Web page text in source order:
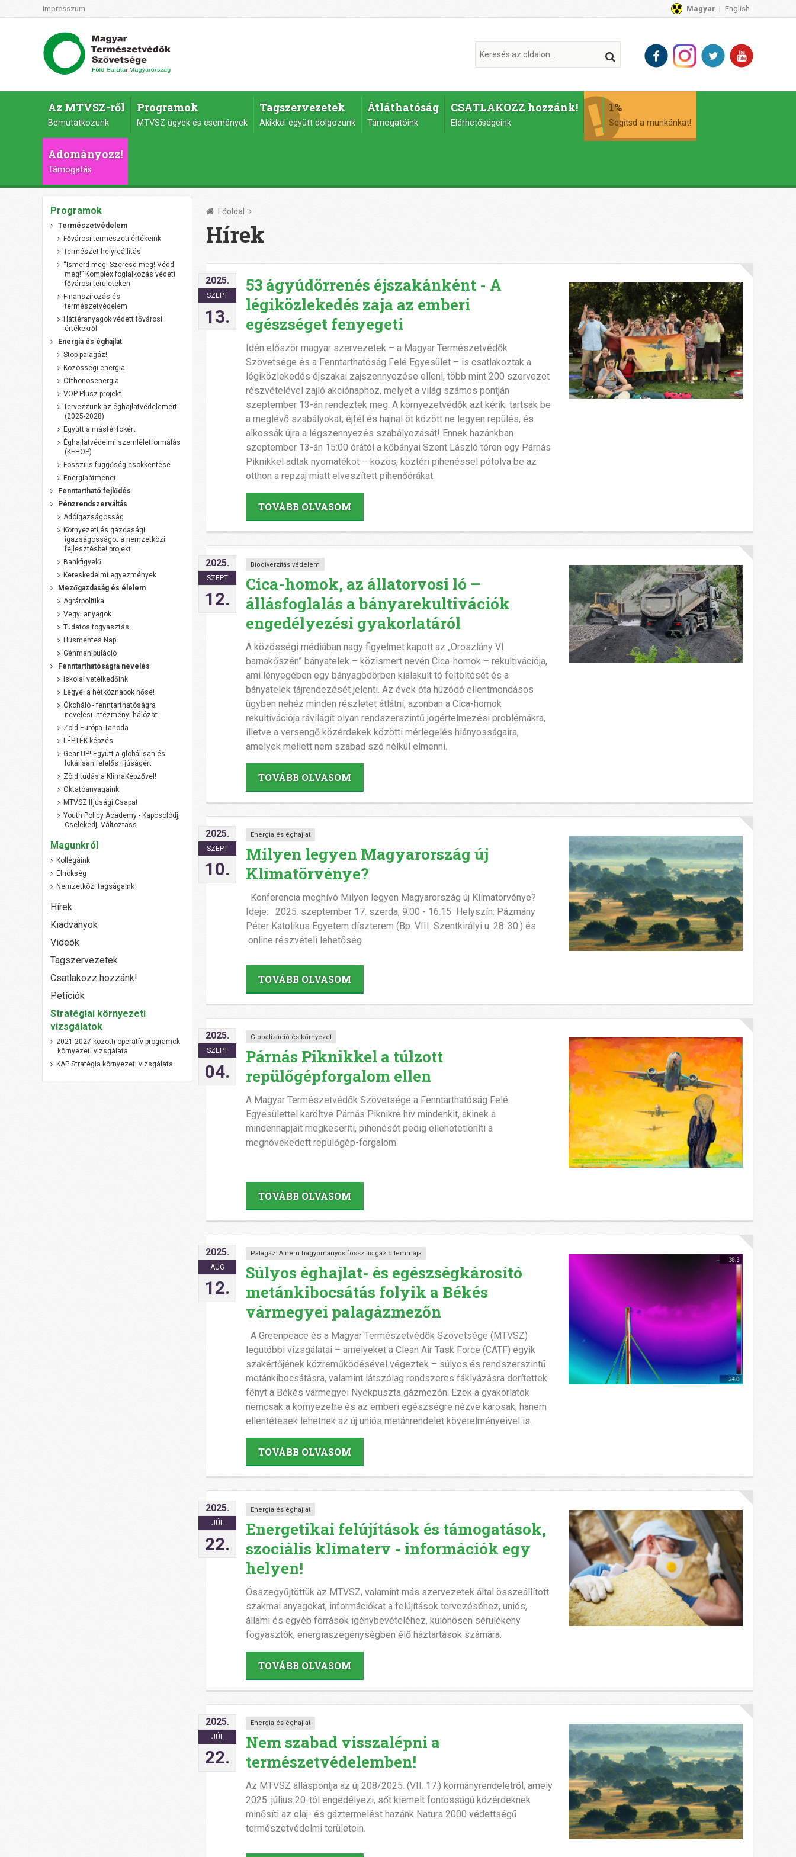
Impresszum Magyar English
Az MTVSZ-ről
Bemutatkozunk
Programok
MTVSZ ügyek és események
Tagszervezetek
Akikkel együtt dolgozunk
Átláthatóság
Támogatóink
CSATLAKOZZ hozzánk!
Elérhetőségeink
1%
Segítsd a munkánkat!
Adományozz!
Támogatás
Főoldal
Hírek
2025.
SZEPT
13.
53 ágyúdörrenés éjszakánként - A
légiközlekedés zaja az emberi
egészséget fenyegeti
Idén először magyar szervezetek – a Magyar Természetvédők
Szövetsége és a Fenntarthatóság Felé Egyesület – is csatlakoztak a
légiközlekedés éjszakai zajszennyezése elleni, több mint 200 szervezet
részvételével zajló akciónaphoz, melyet a világ számos pontján
szeptember 13-án rendeztek meg. A környezetvédők azt kérik: tartsák be
a meglévő szabályokat, éjfél és hajnal öt között ne legyen repülés, és
alkossák újra a légszennyezés szabályozását! Ennek hazánkban
szeptember 13-án 15:00 órától a kőbányai Szent László téren egy Párnás
Piknikkel adtak nyomatékot – közös, köztéri pihenéssel pótolva be az
otthon a repzaj miatt elveszített pihenőórákat.
TOVÁBB OLVASOM
2025.
SZEPT
12.
Biodiverzitás védelem
Cica-homok, az állatorvosi ló –
állásfoglalás a bányarekultivációk
engedélyezési gyakorlatáról
A közösségi médiában nagy figyelmet kapott az „Oroszlány VI.
barnakőszén” bányatelek – közismert nevén Cica-homok – rekultivációja,
ami lényegében egy bányagödörben kialakult tó feltöltését és a
bányatelek tájrendezését jelenti. Az évek óta húzódó ellentmondásos
ügyben nehéz minden részletet átlátni, azonban a Cica-homok
rekultivációja rávilágít olyan rendszerszintű jogértelmezési problémákra,
illetve a versengő közérdekek közötti mérlegelés hiányosságaira,
amelyek mellett nem szabad szó nélkül elmenni.
TOVÁBB OLVASOM
2025.
SZEPT
10.
Energia és éghajlat
Milyen legyen Magyarország új
Klímatörvénye?
Konferencia meghívó Milyen legyen Magyarország új Klímatörvénye?
Ideje: 2025. szeptember 17. szerda, 9.00 - 16.15 Helyszín: Pázmány
Péter Katolikus Egyetem díszterem (Bp. VIII. Szentkirályi u. 28-30.) és
online részvételi lehetőség
TOVÁBB OLVASOM
2025.
SZEPT
04.
Globalizáció és környezet
Párnás Piknikkel a túlzott
repülőgépforgalom ellen
A Magyar Természetvédők Szövetsége a Fenntarthatóság Felé
Egyesülettel karöltve Párnás Piknikre hív mindenkit, akinek a
mindennapjait megkeseríti, pihenését pedig ellehetetleníti a
megnövekedett repülőgép-forgalom.
TOVÁBB OLVASOM
2025.
AUG
12.
Palagáz: A nem hagyományos fosszilis gáz dilemmája
Súlyos éghajlat- és egészségkárosító
metánkibocsátás folyik a Békés
vármegyei palagázmezőn
A Greenpeace és a Magyar Természetvédők Szövetsége (MTVSZ)
legutóbbi vizsgálatai – amelyeket a Clean Air Task Force (CATF) egyik
szakértőjének közreműködésével végeztek – súlyos és rendszerszintű
metánkibocsátásra, valamint látszólag rendszeres fáklyázásra derítettek
fényt a Békés vármegyei Nyékpuszta gázmezőn. Ezek a gyakorlatok
nemcsak a környezetre és az emberi egészségre nézve károsak, hanem
ellentétesek lehetnek az új uniós metánrendelet követelményeivel is.
TOVÁBB OLVASOM
2025.
JÚL
22.
Energia és éghajlat
Energetikai felújítások és támogatások,
szociális klímaterv - információk egy
helyen!
Összegyűjtöttük az MTVSZ, valamint más szervezetek által összeállított
szakmai anyagokat, információkat a felújítások tervezéséhez, uniós,
állami és egyéb források igénybevételéhez, különösen sérülékeny
fogyasztók, energiaszegénységben élő háztartások számára.
TOVÁBB OLVASOM
2025.
JÚL
22.
Energia és éghajlat
Nem szabad visszalépni a
természetvédelemben!
Az MTVSZ álláspontja az új 208/2025. (VII. 17.) kormányrendeletről, amely
2025. július 20-tól engedélyezi, sőt kiemelt fontosságú közérdeknek
minősíti az olaj- és gáztermelést hazánk Natura 2000 védettségű
természetvédelmi területein.
Programok
Természetvédelem
Fővárosi természeti értékeink
Természet-helyreállítás
“Ismerd meg! Szeresd meg! Védd
meg!” Komplex foglalkozás védett
fővárosi területeken
Finanszírozás és
természetvédelem
Háttéranyagok védett fővárosi
értékekről
Energia és éghajlat
Stop palagáz!
Közösségi energia
Otthonosenergia
VOP Plusz projekt
Tervezzünk az éghajlatvédelemért
(2025-2028)
Együtt a másfél fokért
Éghajlatvédelmi szemléletformálás
(KEHOP)
Fosszilis függőség csökkentése
Energiaátmenet
Fenntartható fejlődés
Pénzrendszerváltás
Adóigazságosság
Környezeti és gazdasági
igazságosságot a nemzetközi
fejlesztésbe! projekt
Bankfigyelő
Kereskedelmi egyezmények
Mezőgazdaság és élelem
Agrárpolitika
Vegyi anyagok
Tudatos fogyasztás
Húsmentes Nap
Génmanipuláció
Fenntarthatóságra nevelés
Iskolai vetélkedőink
Legyél a hétköznapok hőse!
Ökoháló - fenntarthatóságra
nevelési intézményi hálózat
Zöld Európa Tanoda
LÉPTÉK képzés
Gear UP! Együtt a globálisan és
lokálisan felelős ifjúságért
Zöld tudás a KlímaKépzővel!
Oktatóanyagaink
MTVSZ Ifjúsági Csapat
Youth Policy Academy - Kapcsolódj,
Cselekedj, Változtass
Magunkról
Kollégáink
Elnökség
Nemzetközi tagságaink
Hírek
Kiadványok
Videók
Tagszervezetek
Csatlakozz hozzánk!
Petíciók
Stratégiai környezeti
vizsgálatok
2021-2027 közötti operatív programok
környezeti vizsgálata
KAP Stratégia környezeti vizsgálata